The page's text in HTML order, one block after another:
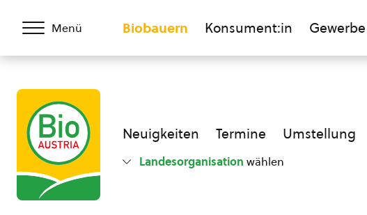
Menü Biobauern Konsument:in Gewerbe
Neuigkeiten Termine Umstellung
Landesorganisation wählen